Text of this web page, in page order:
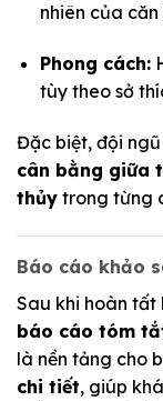
nhiên của căn
Phong cách:
tùy theo sở
Đặc biệt, đội
cân bằng giữa
thủy trong từng
Báo cáo khảo
Sau khi hoàn tất
báo cáo tóm
là nền tảng cho
chi tiết, giúp